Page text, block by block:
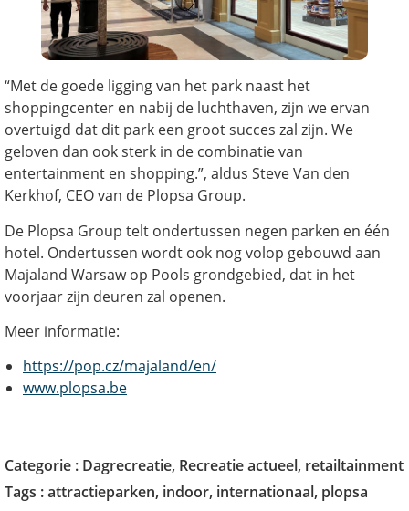
“Met de goede ligging van het park naast het
shoppingcenter en nabij de luchthaven, zijn we ervan
overtuigd dat dit park een groot succes zal zijn. We
geloven dan ook sterk in de combinatie van
entertainment en shopping.”, aldus Steve Van den
Kerkhof, CEO van de Plopsa Group.
De Plopsa Group telt ondertussen negen parken en één
hotel. Ondertussen wordt ook nog volop gebouwd aan
Majaland Warsaw op Pools grondgebied, dat in het
voorjaar zijn deuren zal openen.
Meer informatie:
https://pop.cz/majaland/en/
www.plopsa.be
Categorie : Dagrecreatie, Recreatie actueel, retailtainment
Tags :attractieparken, indoor, internationaal, plopsa